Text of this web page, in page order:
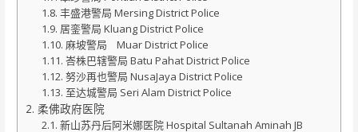
丰盛港警局 Mersing District Police
居銮警局 Kluang District Police
麻坡警局 Muar District Police
峇株巴辖警局 Batu Pahat District Police
努沙再也警局 NusaJaya District Police
至达城警局 Seri Alam District Police
柔佛政府医院
新山苏丹后阿米娜医院 Hospital Sultanah Aminah JB